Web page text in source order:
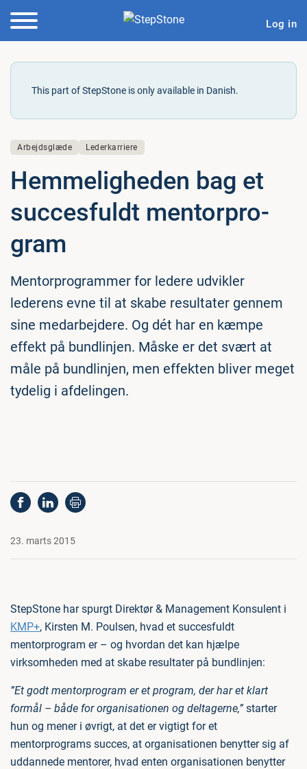
Log in
This part of StepStone is only available in Danish.
Arbejdsglæde Lederkarriere
Hem­me­lig­he­den bag et
suc­ces­fuldt men­tor­pro­
gram
Mentorprogrammer for ledere udvikler
lederens evne til at skabe resultater gennem
sine medarbejdere. Og dét har en kæmpe
effekt på bundlinjen. Måske er det svært at
måle på bundlinjen, men effekten bliver meget
tydelig i afdelingen.
23. marts 2015
StepStone har spurgt Direktør & Management Konsulent i
KMP+, Kirsten M. Poulsen, hvad et succesfuldt
mentorprogram er – og hvordan det kan hjælpe
virksomheden med at skabe resultater på bundlinjen:
”Et godt mentorprogram er et program, der har et klart
formål – både for organisationen og deltagerne,”starter
hun og mener i øvrigt, at det er vigtigt for et
mentorprograms succes, at organisationen benytter sig af
uddannede mentorer, hvad enten organisationen benytter